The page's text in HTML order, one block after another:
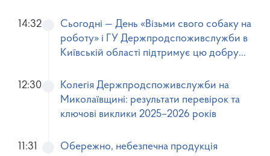
Сьогодні — День «Візьми свого собаку на
роботу» і ГУ Держпродспоживслужби в
Київській області підтримує цю добру
14:32
Колегія Держпродспоживслужби на
Миколаївщині: результати перевірок та
ключові виклики 2025–2026 років
12:30
Обережно, небезпечна продукція
11:31